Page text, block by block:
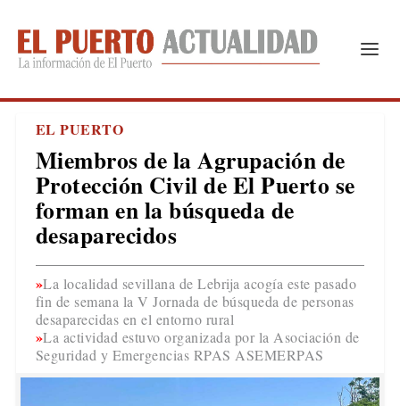
EL PUERTO
Miembros de la Agrupación de
Protección Civil de El Puerto se
forman en la búsqueda de
desaparecidos
La localidad sevillana de Lebrija acogía este pasado
fin de semana la V Jornada de búsqueda de personas
desaparecidas en el entorno rural
La actividad estuvo organizada por la Asociación de
Seguridad y Emergencias RPAS ASEMERPAS